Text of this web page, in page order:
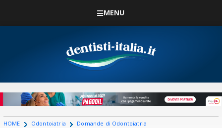
MENU
HOME Odontoiatria Domande di Odontoiatria